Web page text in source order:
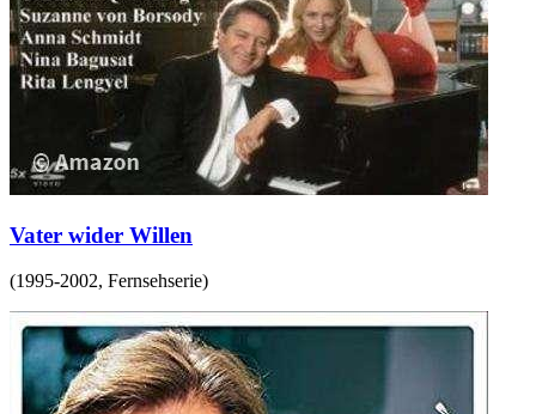
Vater wider Willen
(1995-2002, Fernsehserie)